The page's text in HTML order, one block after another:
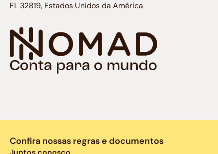
Conta para o mundo
FL 32819, Estados Unidos da América
Confira nossas regras e documentos